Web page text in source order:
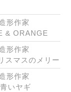
形作家
& ORANGE
形作家
スマスのメリー
形作家
いヤギ